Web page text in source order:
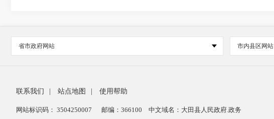
省市政府网站 市内县区网站
联系我们 站点地图 使用帮助
网站标识码： 3504250007 邮编：366100 中文域名：大田县人民政府.政务